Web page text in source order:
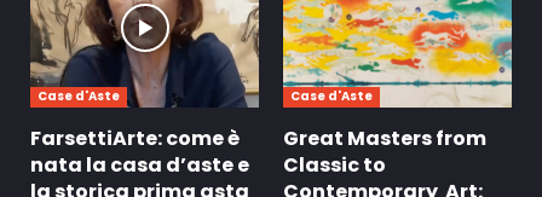
Case d'Aste
FarsettiArte: come è
nata la casa d’aste e
la storica prima asta
Case d'Aste
Great Masters from
Classic to
Contemporary Art: